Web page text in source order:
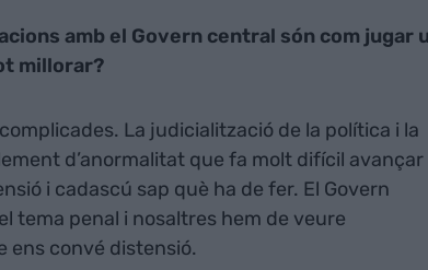
amb el Govern central són com jugar
millorar?
La judicialització de la política i la
d’anormalitat que fa molt difícil avançar
i cadascú sap què ha de fer. El Govern
tema penal i nosaltres hem de veure
ens convé distensió.